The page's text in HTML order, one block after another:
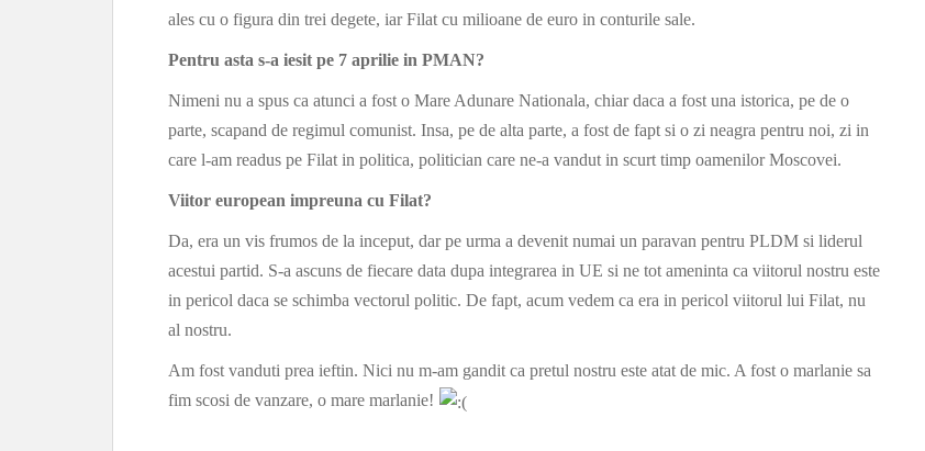
ales cu o figura din trei degete, iar Filat cu milioane de euro in conturile sale.
Pentru asta s-a iesit pe 7 aprilie in PMAN?
Nimeni nu a spus ca atunci a fost o Mare Adunare Nationala, chiar daca a fost una istorica, pe de o
parte, scapand de regimul comunist. Insa, pe de alta parte, a fost de fapt si o zi neagra pentru noi, zi in
care l-am readus pe Filat in politica, politician care ne-a vandut in scurt timp oamenilor Moscovei.
Viitor european impreuna cu Filat?
Da, era un vis frumos de la inceput, dar pe urma a devenit numai un paravan pentru PLDM si liderul
acestui partid. S-a ascuns de fiecare data dupa integrarea in UE si ne tot ameninta ca viitorul nostru este
in pericol daca se schimba vectorul politic. De fapt, acum vedem ca era in pericol viitorul lui Filat, nu
al nostru.
Am fost vanduti prea ieftin. Nici nu m-am gandit ca pretul nostru este atat de mic. A fost o marlanie sa
fim scosi de vanzare, o mare marlanie!